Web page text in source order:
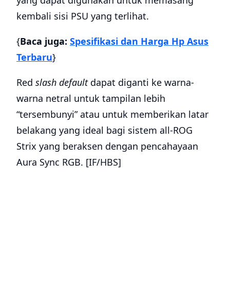
kembali sisi PSU yang terlihat.
{Baca juga: Spesifikasi dan Harga Hp Asus
Terbaru}
Red slash defaultdapat diganti ke warna-
warna netral untuk tampilan lebih
“tersembunyi” atau untuk memberikan latar
belakang yang ideal bagi sistem all-ROG
Strix yang beraksen dengan pencahayaan
Aura Sync RGB. [IF/HBS]